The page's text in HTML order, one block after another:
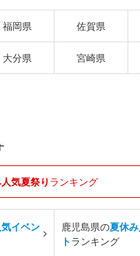
福岡県 佐賀県
大分県 宮崎県
気夏祭り ランキング
イベン
鹿児島県の夏休
トランキング